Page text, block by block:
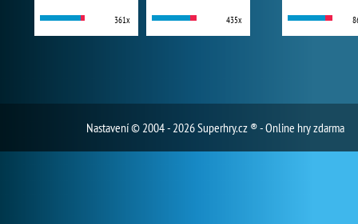
361x 435x
Nastavení© 2004 - 2026 Superhry.cz ® - Online hry zdarma